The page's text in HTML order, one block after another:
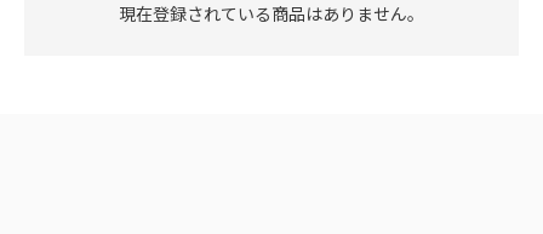
現在登録されている商品はありません。